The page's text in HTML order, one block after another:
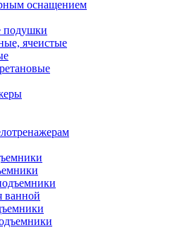
оснащением
подушки
ячеистые
ванной